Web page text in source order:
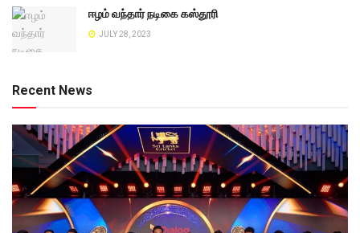
ஈழம் வந்தார் நடிகை கஸ்தூரி
JULY 28, 2023
Recent News